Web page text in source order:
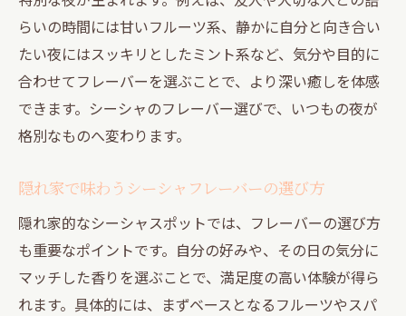
らいの時間には甘いフルーツ系、静かに自分と向き合い
たい夜にはスッキリとしたミント系など、気分や目的に
合わせてフレーバーを選ぶことで、より深い癒しを体感
できます。シーシャのフレーバー選びで、いつもの夜が
格別なものへ変わります。
隠れ家で味わうシーシャフレーバーの選び方
隠れ家的なシーシャスポットでは、フレーバーの選び方
も重要なポイントです。自分の好みや、その日の気分に
マッチした香りを選ぶことで、満足度の高い体験が得ら
れます。具体的には、まずベースとなるフルーツやスパ